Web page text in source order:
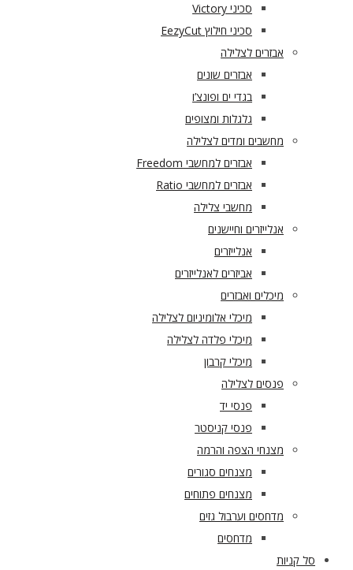
סכיני Victory
סכיני חילוץ EezyCut
אבזרים לצלילה
אבזרים שונים
בגדי ים ופונצ’ו
גלגלות ומצופים
מחשבים ומדים לצלילה
אבזרים למחשבי Freedom
אבזרים למחשבי Ratio
מחשבי צלילה
אנלייזרים וחיישנים
אנלייזרים
אביזרים לאנלייזרים
מיכלים ואבזרים
מיכלי אלומיניום לצלילה
מיכלי פלדה לצלילה
מיכלי קרבון
פנסים לצלילה
פנסי יד
פנסי קניסטר
מצנחי הצפה והרמה
מצנחים סגורים
מצנחים פתוחים
מדחסים וערבול גזים
מדחסים
סל קניות